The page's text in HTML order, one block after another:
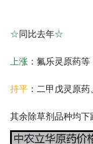
☆同比去年☆
上涨 ： 氟乐灵原药等
持平 ：二甲戊灵原
其余除草剂品种均下